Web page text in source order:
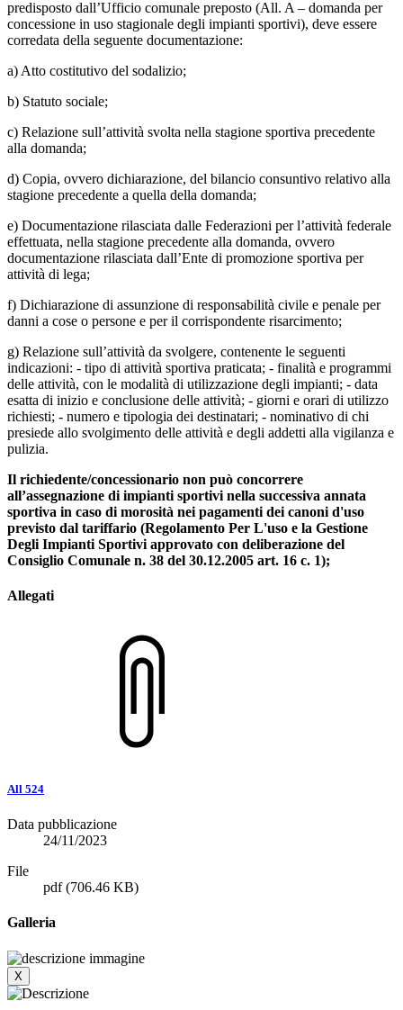
predisposto dall’Ufficio comunale preposto (All. A – domanda per
concessione in uso stagionale degli impianti sportivi), deve essere
corredata della seguente documentazione:
a) Atto costitutivo del sodalizio;
b) Statuto sociale;
c) Relazione sull’attività svolta nella stagione sportiva precedente
alla domanda;
d) Copia, ovvero dichiarazione, del bilancio consuntivo relativo alla
stagione precedente a quella della domanda;
e) Documentazione rilasciata dalle Federazioni per l’attività federale
effettuata, nella stagione precedente alla domanda, ovvero
documentazione rilasciata dall’Ente di promozione sportiva per
attività di lega;
f) Dichiarazione di assunzione di responsabilità civile e penale per
danni a cose o persone e per il corrispondente risarcimento;
g) Relazione sull’attività da svolgere, contenente le seguenti
indicazioni: - tipo di attività sportiva praticata; - finalità e programmi
delle attività, con le modalità di utilizzazione degli impianti; - data
esatta di inizio e conclusione delle attività; - giorni e orari di utilizzo
richiesti; - numero e tipologia dei destinatari; - nominativo di chi
presiede allo svolgimento delle attività e degli addetti alla vigilanza e
pulizia.
Il richiedente/concessionario non può concorrere
all’assegnazione di impianti sportivi nella successiva annata
sportiva in caso di morosità nei pagamenti dei canoni d'uso
previsto dal tariffario (Regolamento Per L'uso e la Gestione
Degli Impianti Sportivi approvato con deliberazione del
Consiglio Comunale n. 38 del 30.12.2005 art. 16 c. 1);
Allegati
All 524
Data pubblicazione
24/11/2023
File
pdf(706.46 KB)
Galleria
X